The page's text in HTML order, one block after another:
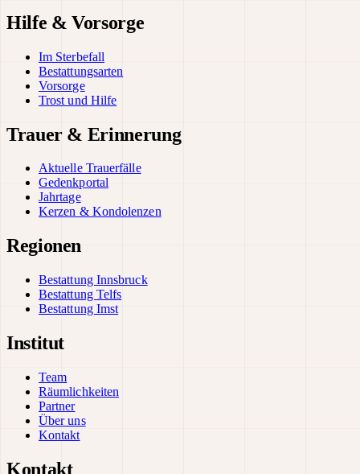
Hilfe & Vorsorge
Im Sterbefall
Bestattungsarten
Vorsorge
Trost und Hilfe
Trauer & Erinnerung
Aktuelle Trauerfälle
Gedenkportal
Jahrtage
Kerzen & Kondolenzen
Regionen
Bestattung Innsbruck
Bestattung Telfs
Bestattung Imst
Institut
Team
Räumlichkeiten
Partner
Über uns
Kontakt
Kontakt